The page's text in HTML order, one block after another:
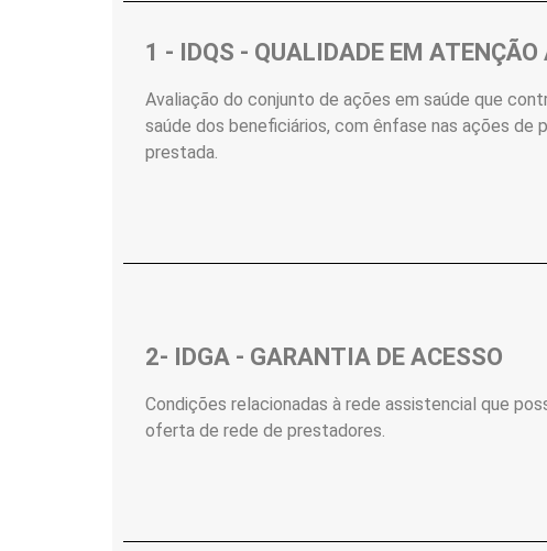
1 - IDQS - QUALIDADE EM ATENÇÃO
Avaliação do conjunto de ações em saúde que
saúde dos beneficiários, com ênfase nas ações de
prestada.
2- IDGA - GARANTIA DE ACESSO
Condições relacionadas à rede assistencial que
oferta de rede de prestadores.